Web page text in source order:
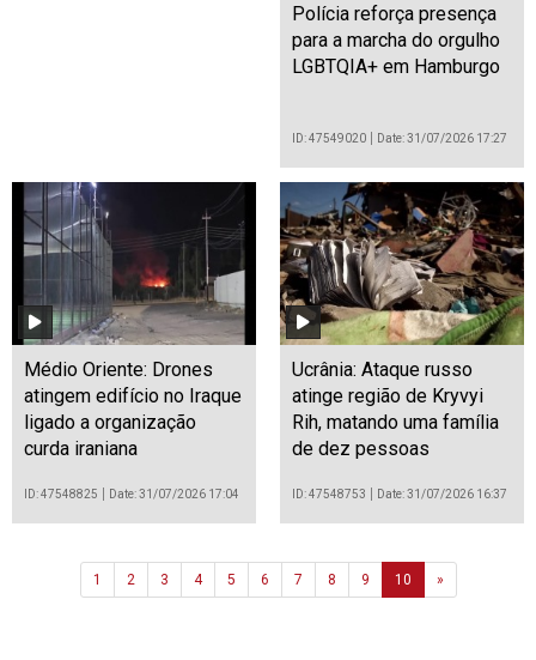
Polícia reforça presença
para a marcha do orgulho
LGBTQIA+ em Hamburgo
ID: 47549020 Date: 31/07/2026 17:27
Médio Oriente: Drones
atingem edifício no Iraque
ligado a organização
curda iraniana
ID: 47548825 Date: 31/07/2026 17:04
Ucrânia: Ataque russo
atinge região de Kryvyi
Rih, matando uma família
de dez pessoas
ID: 47548753 Date: 31/07/2026 16:37
1 2 3 4 5 6 7 8 9 10 »Next